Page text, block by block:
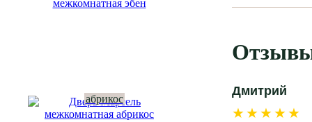
абрикос
Дмитрий
★★★★★